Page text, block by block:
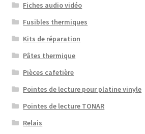
Fiches audio vidéo
Fusibles thermiques
Kits de réparation
Pâtes thermique
Pièces cafetière
Pointes de lecture pour platine vinyle
Pointes de lecture TONAR
Relais